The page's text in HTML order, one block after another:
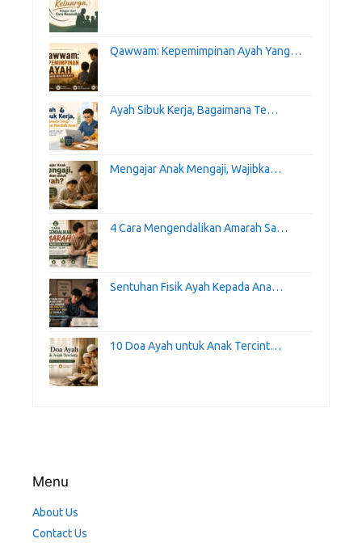
Qawwam: Kepemimpinan Ayah Yang…
Ayah Sibuk Kerja, Bagaimana Te…
Mengajar Anak Mengaji, Wajibka…
4 Cara Mengendalikan Amarah Sa…
Sentuhan Fisik Ayah Kepada Ana…
10 Doa Ayah untuk Anak Tercint…
Menu
About Us
Contact Us